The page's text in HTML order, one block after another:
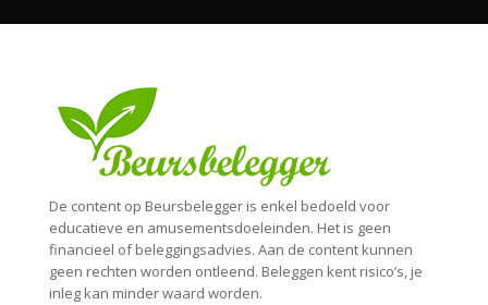
De content op Beursbelegger is enkel bedoeld voor
educatieve en amusementsdoeleinden. Het is geen
financieel of beleggingsadvies. Aan de content kunnen
geen rechten worden ontleend. Beleggen kent risico’s, je
inleg kan minder waard worden.